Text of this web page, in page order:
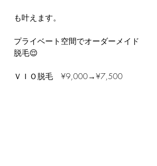
も叶えます。
プライベート空間でオーダーメイド
脱毛😌
ＶＩＯ脱毛　¥9,000→¥7,500